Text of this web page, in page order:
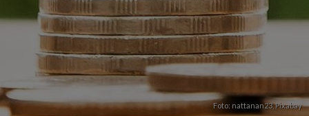
Foto: nattanan23,Pixabay